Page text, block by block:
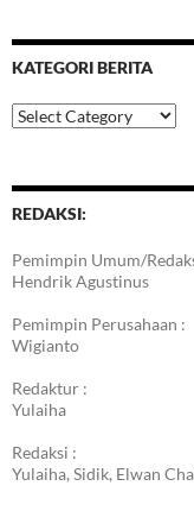
KATEGORI BERITA
Kategori
Berita
REDAKSI:
Pemimpin Umum/
Hendrik Agustinus
Pemimpin Perusahaan :
Wigianto
Redaktur :
Yulaiha
Redaksi :
Yulaiha, Sidik, Elwan